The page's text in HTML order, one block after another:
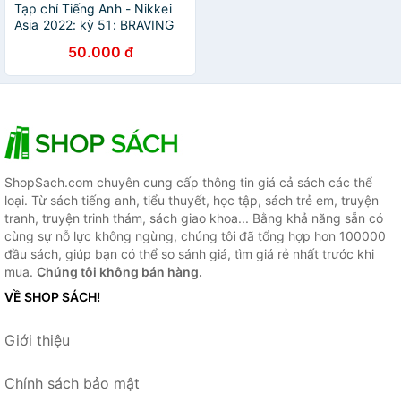
Tạp chí Tiếng Anh - Nikkei
Asia 2022: kỳ 51: BRAVING
50.000 đ
ShopSach.com chuyên cung cấp thông tin giá cả sách các thể
loại. Từ sách tiếng anh, tiểu thuyết, học tập, sách trẻ em, truyện
tranh, truyện trinh thám, sách giao khoa... Bằng khả năng sẵn có
cùng sự nỗ lực không ngừng, chúng tôi đã tổng hợp hơn 100000
đầu sách, giúp bạn có thể so sánh giá, tìm giá rẻ nhất trước khi
mua. Chúng tôi không bán hàng.
VỀ SHOP SÁCH!
Giới thiệu
Chính sách bảo mật